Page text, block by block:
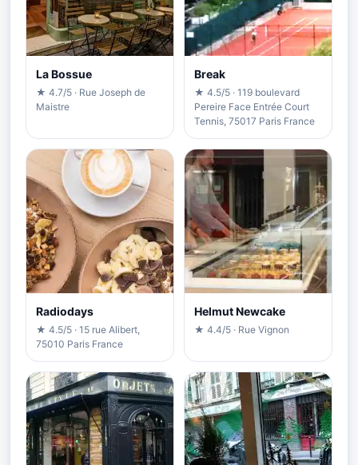
La Bossue
★ 4.7/5 · Rue Joseph de
Maistre
Break
★ 4.5/5 · 119 boulevard
Pereire Face Entrée Court
Tennis, 75017 Paris France
Radiodays
★ 4.5/5 · 15 rue Alibert,
75010 Paris France
Helmut Newcake
★ 4.4/5 · Rue Vignon